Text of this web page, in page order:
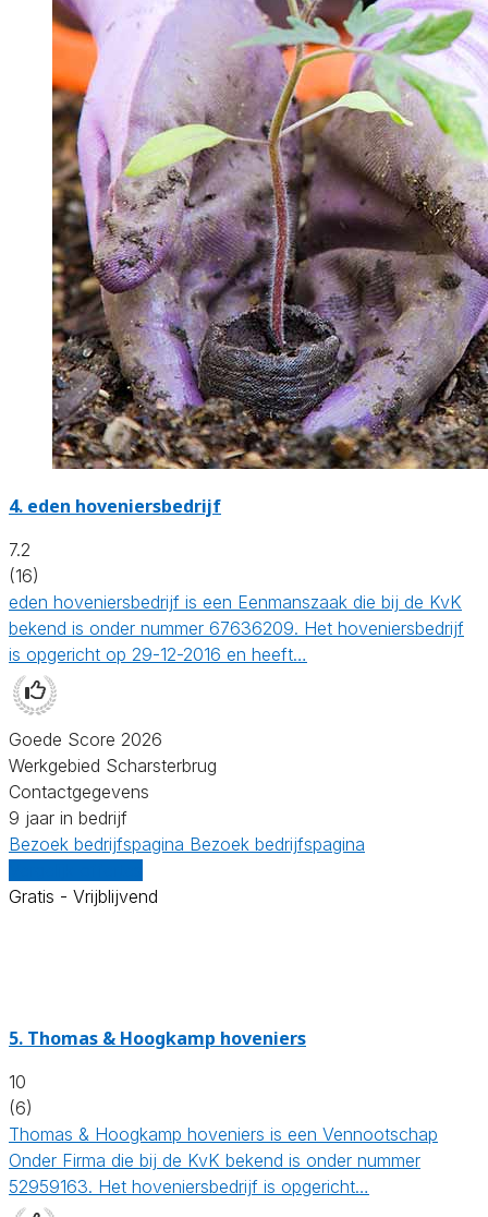
4. eden hoveniersbedrijf
7.2
(16)
eden hoveniersbedrijf is een Eenmanszaak die bij de KvK
bekend is onder nummer 67636209. Het hoveniersbedrijf
is opgericht op 29-12-2016 en heeft…
Goede Score 2026
Werkgebied Scharsterbrug
Contactgegevens
9 jaar in bedrijf
Bezoek bedrijfspagina Bezoek bedrijfspagina
Gratis - Vrijblijvend
5. Thomas & Hoogkamp hoveniers
10
(6)
Thomas & Hoogkamp hoveniers is een Vennootschap
Onder Firma die bij de KvK bekend is onder nummer
52959163. Het hoveniersbedrijf is opgericht…